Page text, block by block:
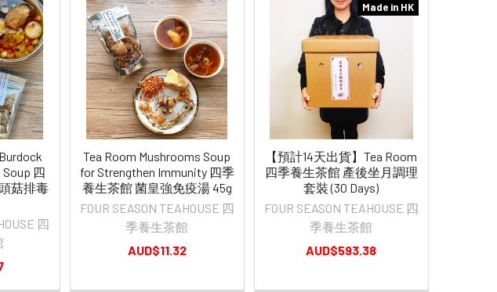
四
菇排毒
四
Tea Room Mushrooms Soup
for Strengthen Immunity 四季
養生茶館 菌皇強免疫湯 45g
FOUR SEASON TEAHOUSE 四
季養生茶館
AUD$11.32
Made in HK
【預計14天出貨】Tea Room
四季養生茶館 產後坐月調理
套裝 (30 Days)
FOUR SEASON TEAHOUSE 四
季養生茶館
AUD$593.38